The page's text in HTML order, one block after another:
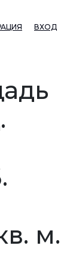
ВХОД
м.